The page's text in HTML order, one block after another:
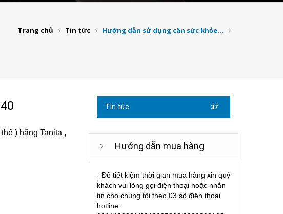
Trang chủ Tin tức Hướng dẫn sử dụng cân sức khỏe...
) hãng Tanita ,
Tin tức 37
Hướng dẫn mua hàng
- Để tiết kiệm thời gian mua hàng xin quý
khách vui lòng gọi điện thoại hoặc nhắn
tin cho chúng tôi theo 03 số điện thoại
hotline: